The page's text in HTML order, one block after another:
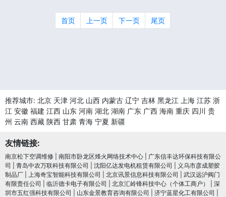
首页 上一页 下一页 尾页
推荐城市: 北京 天津 河北 山西 内蒙古 辽宁 吉林 黑龙江 上海 江苏 浙
江 安徽 福建 江西 山东 河南 湖北 湖南 广东 广西 海南 重庆 四川 贵
州 云南 西藏 陕西 甘肃 青海 宁夏 新疆
友情链接:
南京松下空调维修 南阳市卧龙区烽火网络技术中心
广东信丰达环保科技有限公
司
青岛中农万联科技有限公司 沈阳亿达发电机租赁有限公司
义乌市彦成塑胶
制品厂
上海奇宝智能科技有限公司 北京讯景信息科技有限公司
武汉远沪阀门
有限责任公司
临沂德卡电子有限公司 北京汇岭锋科技中心（个体工商户）
深
圳市五红强科技有限公司
山东金景教育咨询有限公司 济宁蓝星化工有限公司